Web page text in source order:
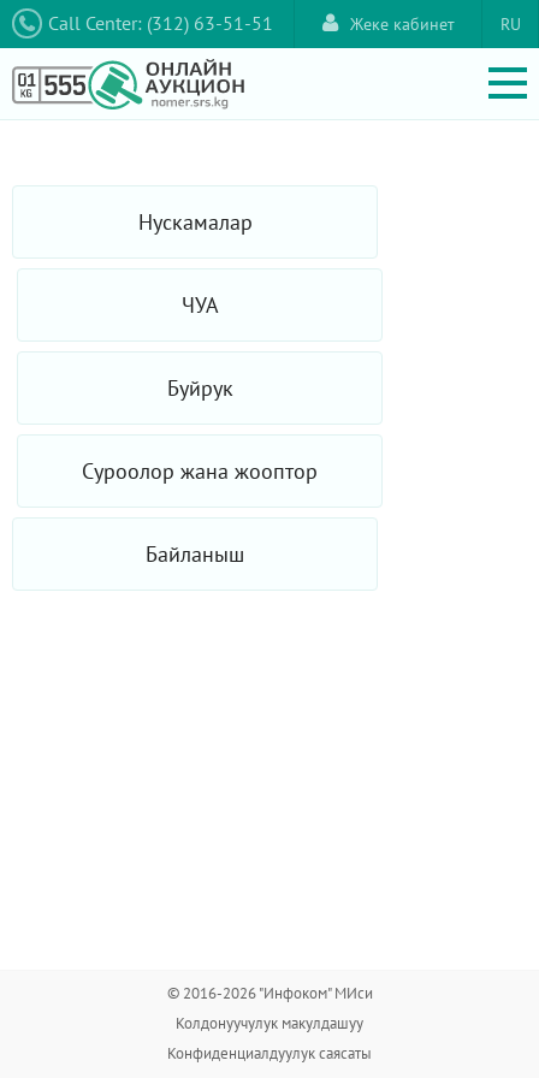
Call Center: (312) 63-51-51 RU
Жеке кабинет
Нускамалар
ЧУА
Буйрук
Суроолор жана жооптор
Байланыш
© 2016-2026 "Инфоком" МИси
Колдонуучулук макулдашуу
Конфиденциалдуулук саясаты